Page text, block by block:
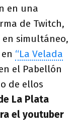
en una
de Twitch,
en simultáneo,
“La Velada
el Pabellón
de ellos
La Plata
el youtuber